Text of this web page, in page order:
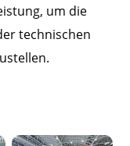
um die
technischen